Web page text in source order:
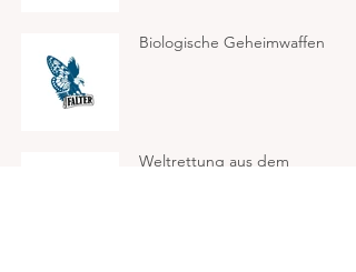
Biologische Geheimwaffen
Weltrettung aus dem